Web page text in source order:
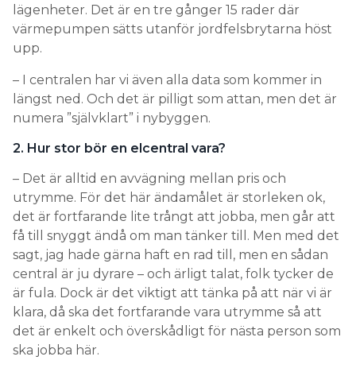
lägenheter. Det är en tre gånger 15 rader där
värmepumpen sätts utanför jordfelsbrytarna höst
upp.
– I centralen har vi även alla data som kommer in
längst ned. Och det är pilligt som attan, men det är
numera ”självklart” i nybyggen.
2. Hur stor bör en elcentral vara?
– Det är alltid en avvägning mellan pris och
utrymme. För det här ändamålet är storleken ok,
det är fortfarande lite trångt att jobba, men går att
få till snyggt ändå om man tänker till. Men med det
sagt, jag hade gärna haft en rad till, men en sådan
central är ju dyrare – och ärligt talat, folk tycker de
är fula. Dock är det viktigt att tänka på att när vi är
klara, då ska det fortfarande vara utrymme så att
det är enkelt och överskådligt för nästa person som
ska jobba här.